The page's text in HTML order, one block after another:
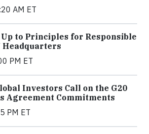
AM ET
to Principles for Responsible
Headquarters
PM ET
Investors Call on the G20
Agreement Commitments
PM ET